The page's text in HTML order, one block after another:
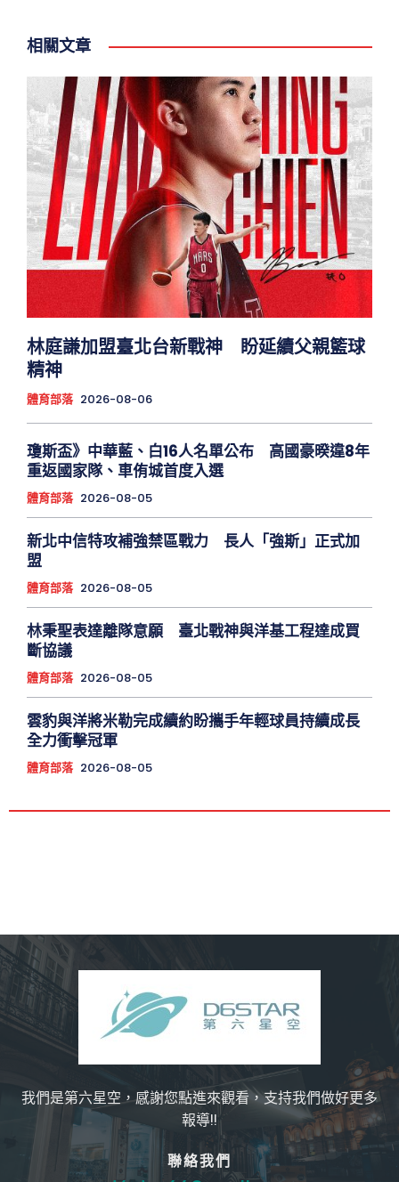
相關文章
林庭謙加盟臺北台新戰神 盼延續父親籃球
精神
體育部落 2026-08-06
瓊斯盃》中華藍、白16人名單公布 高國豪暌違8年
重返國家隊、車侑城首度入選
體育部落 2026-08-05
新北中信特攻補強禁區戰力 長人「強斯」正式加
盟
體育部落 2026-08-05
林秉聖表達離隊意願 臺北戰神與洋基工程達成買
斷協議
體育部落 2026-08-05
雲豹與洋將米勒完成續約盼攜手年輕球員持續成長
全力衝擊冠軍
體育部落 2026-08-05
我們是第六星空，感謝您點進來觀看，支持我們做好更多
報導!!
聯絡我們